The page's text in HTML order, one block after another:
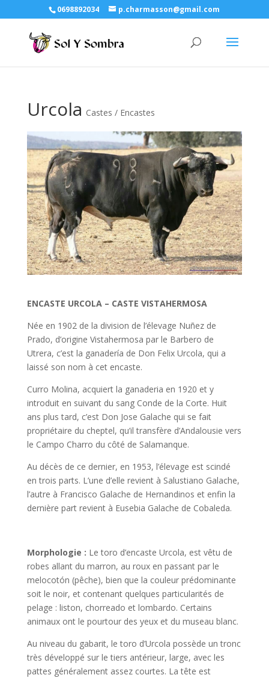
0698892034 p.charmasson@gmail.com
Urcola Castes / Encastes
ENCASTE URCOLA – CASTE VISTAHERMOSA
Née en 1902 de la division de l’élevage Nuñez de
Prado, d’origine Vistahermosa par le Barbero de
Utrera, c’est la ganadería de Don Felix Urcola, qui a
laissé son nom à cet encaste.
Curro Molina, acquiert la ganaderia en 1920 et y
introduit en suivant du sang Conde de la Corte. Huit
ans plus tard, c’est Don Jose Galache qui se fait
propriétaire du cheptel, qu’il transfère d’Andalousie vers
le Campo Charro du côté de Salamanque.
Au décès de ce dernier, en 1953, l’élevage est scindé
en trois parts. L’une d’elle revient à Salustiano Galache,
l’autre à Francisco Galache de Hernandinos et enfin la
dernière part revient à Eusebia Galache de Cobaleda.
Morphologie : Le toro d’encaste Urcola, est vêtu de
robes allant du marron, au roux en passant par le
melocotón (pêche), bien que la couleur prédominante
soit le noir, et contenant quelques particularités de
pelage : liston, chorreado et lombardo. Certains
animaux ont le pourtour des yeux et du museau blanc.
Au niveau du gabarit, le toro d’Urcola possède un tronc
très développé sur le tiers antérieur, large, avec les
pattes généralement assez courtes. La tête est